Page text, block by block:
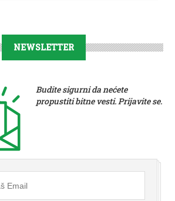
NEWSLETTER
Budite sigurni da nećete
propustiti bitne vesti. Prijavite se.